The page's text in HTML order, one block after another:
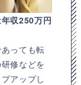
収250万円
っても転
修などを
アップし